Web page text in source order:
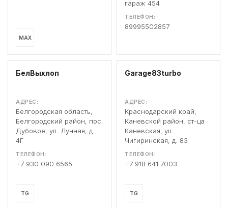
MAX
гараж 454
ТЕЛЕФОН:
89995502857
БелВыхлоп
АДРЕС:
Белгородская область,
Белгородский район, пос.
Дубовое, ул. Лунная, д.
4Г
ТЕЛЕФОН:
+7 930 090 6565
TG
Garage83turbo
АДРЕС:
Краснодарский край,
Каневской район, ст-ца
Каневская, ул.
Чигиринская, д. 83
ТЕЛЕФОН:
+7 918 641 7003
TG